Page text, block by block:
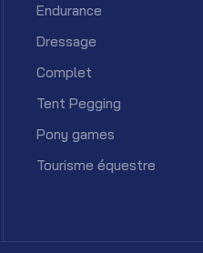
Endurance
Dressage
Complet
Tent Pegging
Pony games
Tourisme équestre